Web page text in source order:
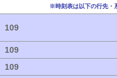
※時刻表は以下の行先・
109
109
109